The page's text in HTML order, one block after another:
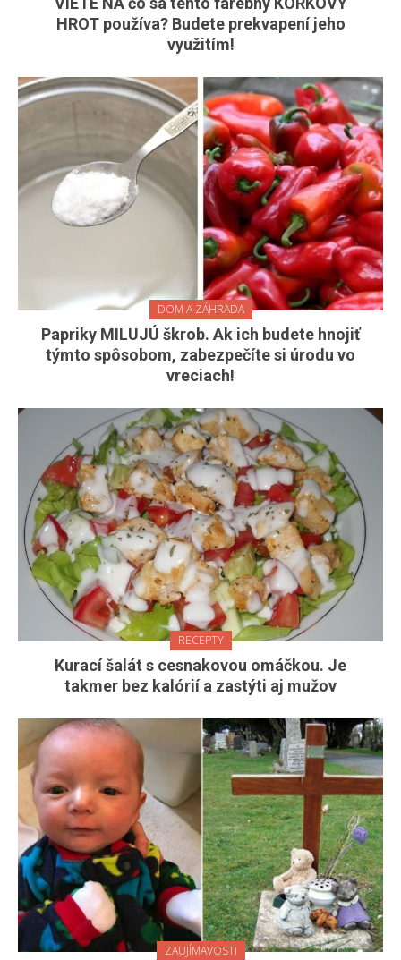
HROT používa? Budete prekvapení jeho
využitím!
DOM A ZÁHRADA
Papriky MILUJÚ škrob. Ak ich budete hnojiť
týmto spôsobom, zabezpečíte si úrodu vo
vreciach!
RECEPTY
Kurací šalát s cesnakovou omáčkou. Je
takmer bez kalórií a zastýti aj mužov
ZAUJÍMAVOSTI